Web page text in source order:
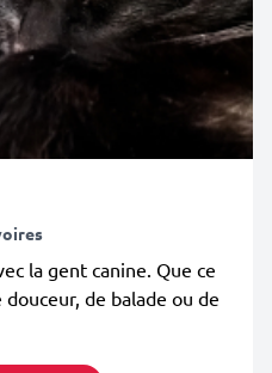
la gent canine. Que ce
de balade ou de